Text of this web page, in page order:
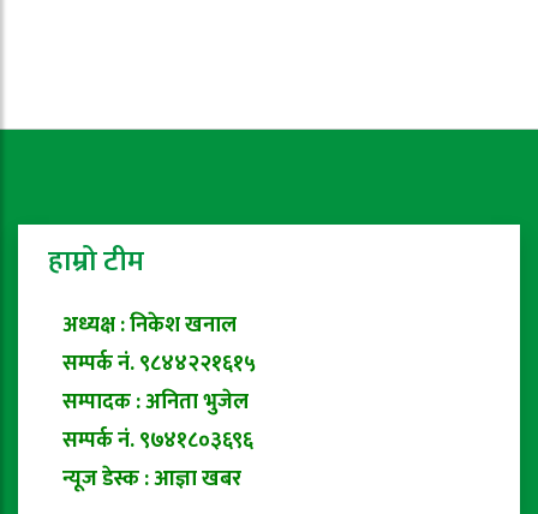
हाम्रो टीम
अध्यक्ष : निकेश खनाल
सम्पर्क नं. ९८४४२२१६१५
सम्पादक : अनिता भुजेल
सम्पर्क नं. ९७४१८०३६९६
न्यूज डेस्क : आज्ञा खबर